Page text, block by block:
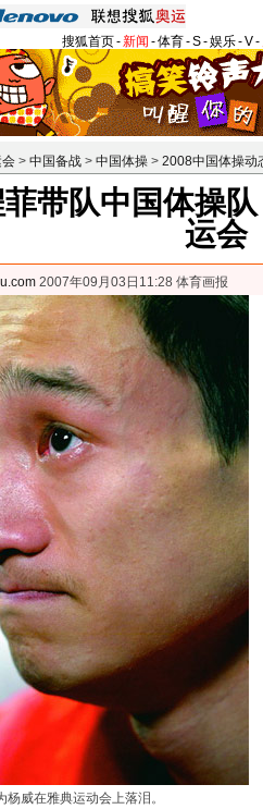
搜狐首页-新闻 -体育-S-娱乐-V-
> 中国备战 > 中国体操 > 2008中国体操动
带队中国体操
运会
2007年09月03日11:28 体育画报
杨威在雅典运动会上落泪。